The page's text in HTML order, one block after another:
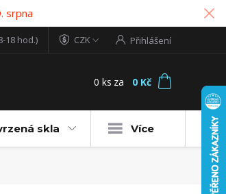
srpna
CZK Přihlášení
18 hod.)
0 ks za 0 Kč
skla Více